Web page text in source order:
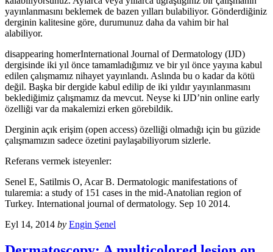
yayınlanmasını beklemek de bazen yılları bulabiliyor. Gönderdiğiniz
derginin kalitesine göre, durumunuz daha da vahim bir hal
alabiliyor.
disappearing homerInternational Journal of Dermatology (IJD)
dergisinde iki yıl önce tamamladığımız ve bir yıl önce yayına kabul
edilen çalışmamız nihayet yayınlandı. Aslında bu o kadar da kötü
değil. Başka bir dergide kabul edilip de iki yıldır yayınlanmasını
beklediğimiz çalışmamız da mevcut. Neyse ki IJD’nin online early
özelliği var da makalemizi erken görebildik.
Derginin açık erişim (open access) özelliği olmadığı için bu güzide
çalışmamızın sadece özetini paylaşabiliyorum sizlerle.
Referans vermek isteyenler:
Senel E, Satilmis O, Acar B. Dermatologic manifestations of
tularemia: a study of 151 cases in the mid-Anatolian region of
Turkey. International journal of dermatology. Sep 10 2014.
Eyl 14, 2014 by Engin Şenel